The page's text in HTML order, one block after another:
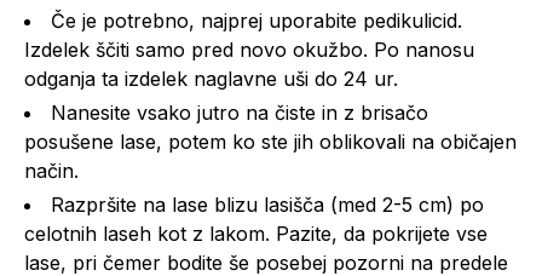
Če je potrebno, najprej uporabite pedikulicid.
Izdelek ščiti samo pred novo okužbo. Po nanosu
odganja ta izdelek naglavne uši do 24 ur.
Nanesite vsako jutro na čiste in z brisačo
posušene lase, potem ko ste jih oblikovali na običajen
način.
Razpršite na lase blizu lasišča (med 2-5 cm) po
celotnih laseh kot z lakom. Pazite, da pokrijete vse
lase, pri čemer bodite še posebej pozorni na predele